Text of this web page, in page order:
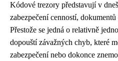
Kódové trezory představují v
zabezpečení cenností,
Přestože se jedná o relativně
dopouští závažných chyb, které
zabezpečení nebo dokonce